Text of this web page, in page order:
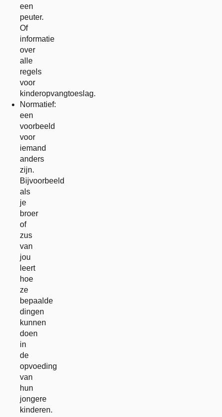
een
peuter.
Of
informatie
over
alle
regels
voor
kinderopvangtoeslag.
Normatief:
een
voorbeeld
voor
iemand
anders
zijn.
Bijvoorbeeld
als
je
broer
of
zus
van
jou
leert
hoe
ze
bepaalde
dingen
kunnen
doen
in
de
opvoeding
van
hun
jongere
kinderen.